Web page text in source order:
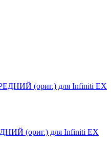
(ориг.) для Infiniti EX